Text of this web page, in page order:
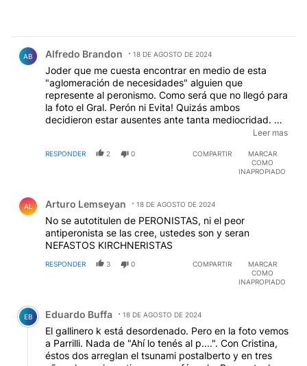
AB Alfredo Brandon 18 DE AGOSTO DE 2024
Joder que me cuesta encontrar en medio de esta
"aglomeración de necesidades" alguien que
represente al peronismo. Como será que no llegó para
la foto el Gral. Perón ni Evita! Quizás ambos
decidieron estar ausentes ante tanta mediocridad. Ni
Perón pero la necesidad imperaba. Hoy ya no los
Leer mas
RESPONDER 2 0 COMPARTIR
MARCAR
COMO
INAPROPIADO
AL Arturo Lemseyan 18 DE AGOSTO DE 2024
No se autotitulen de PERONISTAS, ni el peor
antiperonista se las cree, ustedes son y seran
NEFASTOS KIRCHNERISTAS
RESPONDER 3 0 COMPARTIR
MARCAR
COMO
INAPROPIADO
Comentario de Eduardo Buffa.
EB Eduardo Buffa 18 DE AGOSTO DE 2024
El gallinero k está desordenado. Pero en la foto vemos
a Parrilli. Nada de "Ahí lo tenés al p....". Con Cristina,
éstos dos arreglan el tsunami postalberto y en tres